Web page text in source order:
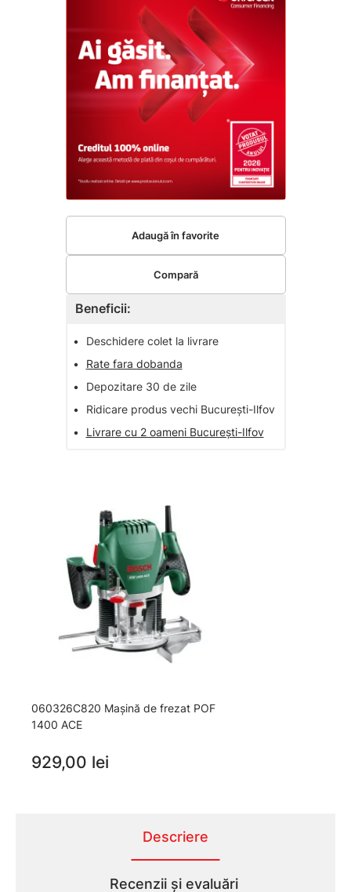
Beneficii:
•
Deschidere colet la livrare
•
Rate fara dobanda
•
Depozitare 30 de zile
•
Ridicare produs vechi București-Ilfov
•
Livrare cu 2 oameni București-Ilfov
Adaugă în favorite
Compară
060326C820 Maşină de frezat POF
1400 ACE
929,00 lei
Descriere
Recenzii și evaluări